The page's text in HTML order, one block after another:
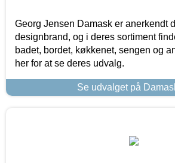
Georg Jensen Damask er anerkendt
designbrand, og i deres sortiment
badet, bordet, køkkenet, sengen og
her for at se deres udvalg.
Se udvalget på